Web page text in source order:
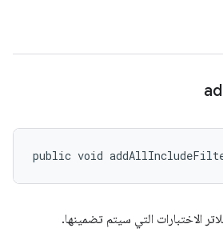
public void
الاختبارات التي سيتم تضمينها.